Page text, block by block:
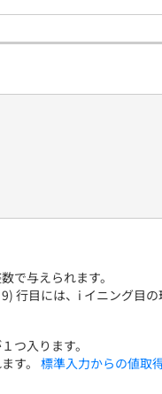
で与えられます。
行目には、i イニング目
つ入ります。
す。 標準入力からの値取